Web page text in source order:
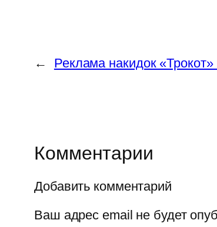
← Реклама накидок
Комментарии
Добавить комментарий
Ваш адрес email не будет